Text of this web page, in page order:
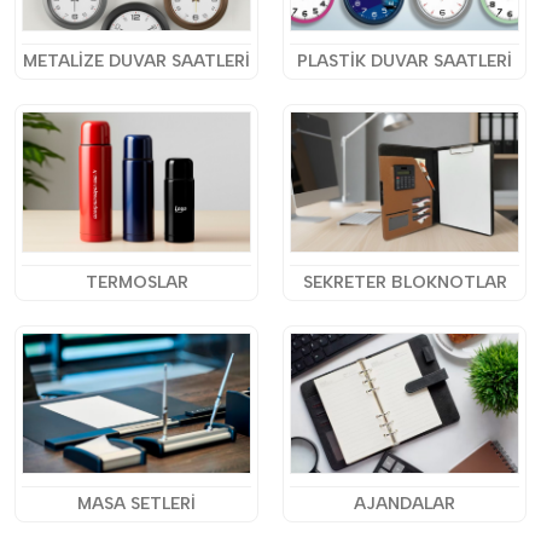
METALİZE DUVAR SAATLERİ PLASTİK DUVAR SAATLERİ
TERMOSLAR SEKRETER BLOKNOTLAR
MASA SETLERİ AJANDALAR